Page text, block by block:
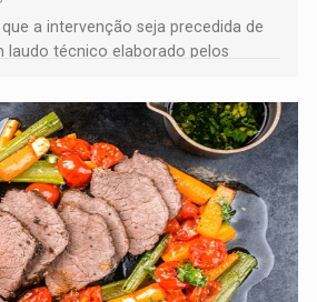
a intervenção seja precedida de
laudo técnico elaborado pelos